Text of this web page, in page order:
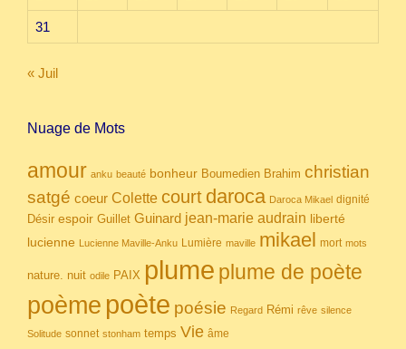
31
« Juil
Nuage de Mots
amour anku beauté bonheur Boumedien Brahim christian
satgé coeur Colette court daroca Daroca Mikael dignité
Désir espoir Guillet Guinard jean-marie audrain liberté
lucienne Lucienne Maville-Anku Lumière maville mikael mort mots
nature. nuit odile PAIX plume plume de poète
poème poète poésie Regard Rémi rêve silence
Solitude sonnet stonham temps Vie âme